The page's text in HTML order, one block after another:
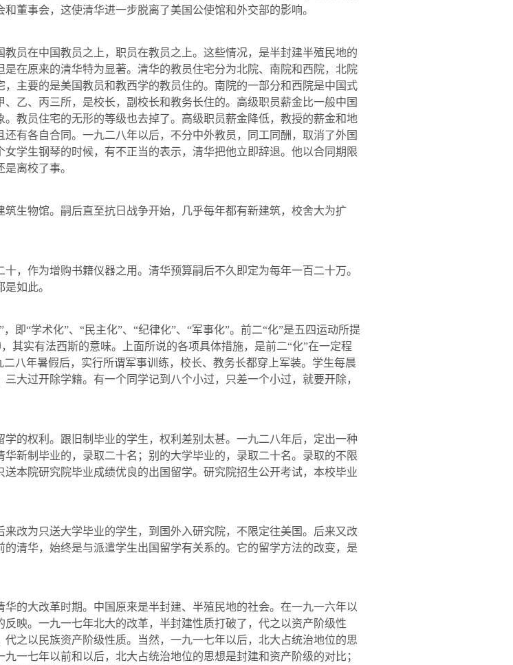
董事会，这使清华进一步脱离了美国公使馆和外交部的影响。
在中国教员之上，职员在教员之上。这些情况，是半封建半殖民地的
在原来的清华特为显著。清华的教员住宅分为北院、南院和西院，北院
主要的是美国教员和教西学的教员住的。南院的一部分和西院是中国式
乙、丙三所，是校长，副校长和教务长住的。高级职员薪金比一般中国
教员住宅的无形的等级也去掉了。高级职员薪金降低，教授的薪金和地
有各自合同。一九二八年以后，不分中外教员，同工同酬，取消了外国
学生钢琴的时候，有不正当的表示，清华把他立即辞退。他以合同期限
离校了事。
物馆。嗣后直至抗日战争开始，几乎每年都有新建筑，校舍大为扩
作为增购书籍仪器之用。清华预算嗣后不久即定为每年一百二十万。
如此。
“学术化”、“民主化”、“纪律化”、“军事化”。前二“化”是五四运动所提
其实有法西斯的意味。上面所说的各项具体措施，是前二“化”在一定程
八年暑假后，实行所谓军事训练，校长、教务长都穿上军装。学生每晨
大过开除学籍。有一个同学记到八个小过，只差一个小过，就要开除，
权利。跟旧制毕业的学生，权利差别太甚。一九二八年后，定出一种
新制毕业的，录取二十名；别的大学毕业的，录取二十名。录取的不限
本院研究院毕业成绩优良的出国留学。研究院招生公开考试，本校毕业
改为只送大学毕业的学生，到国外入研究院，不限定往美国。后来又改
清华，始终是与派遣学生出国留学有关系的。它的留学方法的改变，是
的大改革时期。中国原来是半封建、半殖民地的社会。在一九一六年以
映。一九一七年北大的改革，半封建性质打破了，代之以资产阶级性
之以民族资产阶级性质。当然，一九一七年以后，北大占统治地位的思
一七年以前和以后，北大占统治地位的思想是封建和资产阶级的对比；